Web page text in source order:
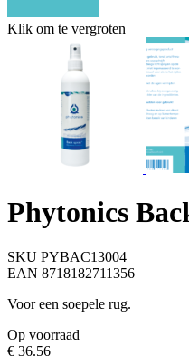
Klik om te vergroten
Phytonics
SKU PYBAC13004
EAN 8718182711356
Voor een soepele rug.
Op voorraad
€ 36.56